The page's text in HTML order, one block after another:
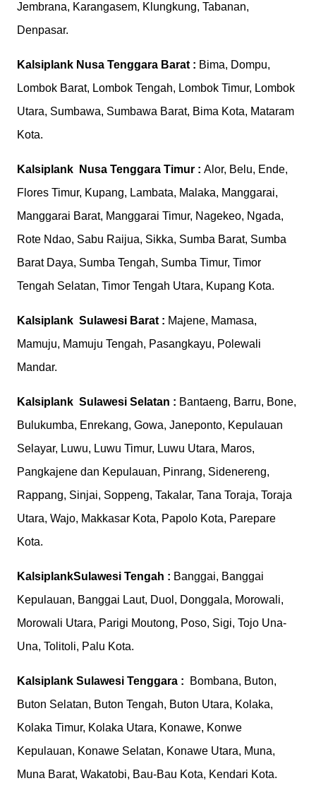
Jembrana, Karangasem, Klungkung, Tabanan,
Denpasar.
Kalsiplank Nusa Tenggara Barat : Bima, Dompu,
Lombok Barat, Lombok Tengah, Lombok Timur, Lombok
Utara, Sumbawa, Sumbawa Barat, Bima Kota, Mataram
Kota.
Kalsiplank Nusa Tenggara Timur : Alor, Belu, Ende,
Flores Timur, Kupang, Lambata, Malaka, Manggarai,
Manggarai Barat, Manggarai Timur, Nagekeo, Ngada,
Rote Ndao, Sabu Raijua, Sikka, Sumba Barat, Sumba
Barat Daya, Sumba Tengah, Sumba Timur, Timor
Tengah Selatan, Timor Tengah Utara, Kupang Kota.
Kalsiplank Sulawesi Barat : Majene, Mamasa,
Mamuju, Mamuju Tengah, Pasangkayu, Polewali
Mandar.
Kalsiplank Sulawesi Selatan : Bantaeng, Barru, Bone,
Bulukumba, Enrekang, Gowa, Janeponto, Kepulauan
Selayar, Luwu, Luwu Timur, Luwu Utara, Maros,
Pangkajene dan Kepulauan, Pinrang, Sidenereng,
Rappang, Sinjai, Soppeng, Takalar, Tana Toraja, Toraja
Utara, Wajo, Makkasar Kota, Papolo Kota, Parepare
Kota.
KalsiplankSulawesi Tengah : Banggai, Banggai
Kepulauan, Banggai Laut, Duol, Donggala, Morowali,
Morowali Utara, Parigi Moutong, Poso, Sigi, Tojo Una-
Una, Tolitoli, Palu Kota.
Kalsiplank Sulawesi Tenggara :
Bombana, Buton,
Buton Selatan, Buton Tengah, Buton Utara, Kolaka,
Kolaka Timur, Kolaka Utara, Konawe, Konwe
Kepulauan, Konawe Selatan, Konawe Utara, Muna,
Muna Barat, Wakatobi, Bau-Bau Kota, Kendari Kota.